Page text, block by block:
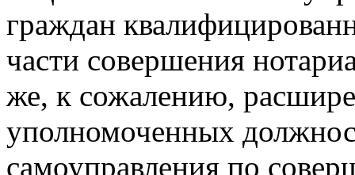
граждан
части совершения
же, к сожалению,
уполномоченных
самоуправления по